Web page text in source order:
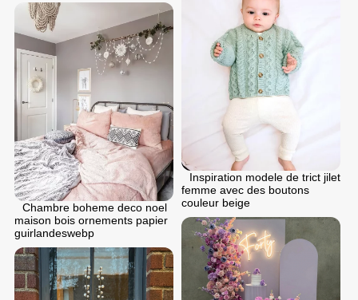
Inspiration modele de trict jilet
femme avec des boutons
couleur beige
Chambre boheme deco noel
maison bois ornements papier
guirlandeswebp